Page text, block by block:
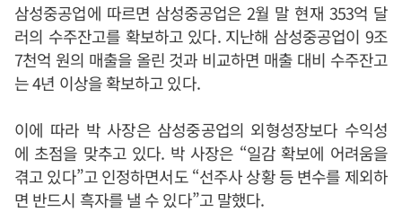
삼성중공업에 따르면 삼성중공업은 2월 말 현재 353억 달
러의 수주잔고를 확보하고 있다. 지난해 삼성중공업이 9조
7천억 원의 매출을 올린 것과 비교하면 매출 대비 수주잔고
는 4년 이상을 확보하고 있다.
이에 따라 박 사장은 삼성중공업의 외형성장보다 수익성
에 초점을 맞추고 있다. 박 사장은 “일감 확보에 어려움을
겪고 있다”고 인정하면서도 “선주사 상황 등 변수를 제외하
면 반드시 흑자를 낼 수 있다”고 말했다.